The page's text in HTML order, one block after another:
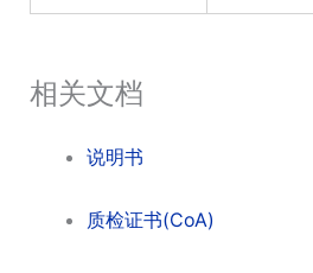
相关文档
说明书
质检证书(CoA)